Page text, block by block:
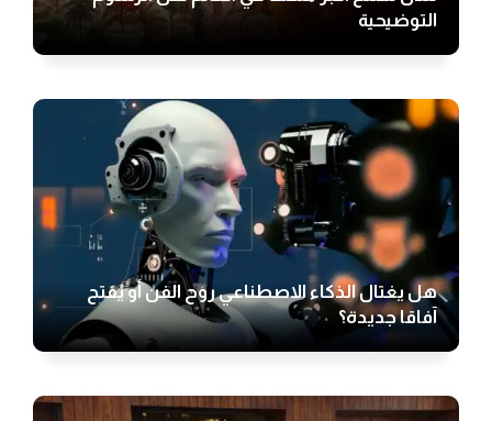
التوضيحية
هل يغتال الذكاء الاصطناعي روح الفن أو يفتح
آفاقا جديدة؟